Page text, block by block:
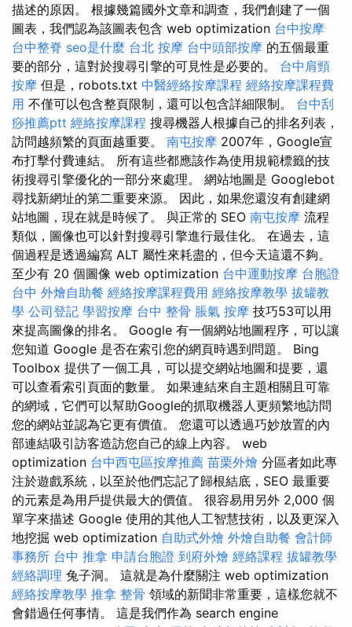
描述的原因。 根據幾篇國外文章和調查，我們創建了一個
圖表，我們認為該圖表包含 web optimization 台中按摩
台中整脊 seo是什麼 台北 按摩 台中頭部按摩 的五個最重
要的部分，這對於搜尋引擎的可見性是必要的。 台中肩頸
按摩 但是，robots.txt 中醫經絡按摩課程 經絡按摩課程費
用 不僅可以包含整頁限制，還可以包含詳細限制。 台中刮
痧推薦ptt 經絡按摩課程 搜尋機器人根據自己的排名列表，
訪問越頻繁的頁面越重要。 南屯按摩 2007年，Google宣
布打擊付費連結。 所有這些都應該作為使用規範標籤的技
術搜尋引擎優化的一部分來處理。 網站地圖是 Googlebot
尋找新網址的第二重要來源。 因此，如果您還沒有創建網
站地圖，現在就是時候了。 與正常的 SEO 南屯按摩 流程
類似，圖像也可以針對搜尋引擎進行最佳化。 在過去，這
個過程是透過編寫 ALT 屬性來耗盡的，但今天這還不夠。
至少有 20 個圖像 web optimization 台中運動按摩 台胞證
台中 外燴自助餐 經絡按摩課程費用 經絡按摩教學 拔罐教
學 公司登記 學習按摩 台中 整骨 脹氣 按摩 技巧53可以用
來提高圖像的排名。 Google 有一個網站地圖程序，可以讓
您知道 Google 是否在索引您的網頁時遇到問題。 Bing
Toolbox 提供了一個工具，可以提交網站地圖和提要，還
可以查看索引頁面的數量。 如果連結來自主題相關且可靠
的網域，它們可以幫助Google的抓取機器人更頻繁地訪問
您的網站並認為它更有價值。 您還可以透過巧妙放置的內
部連結吸引訪客造訪您自己的線上內容。 web
optimization 台中西屯區按摩推薦 苗栗外燴 分區者如此專
注於遊戲系統，以至於他們忘記了歸根結底，SEO 最重要
的元素是為用戶提供最大的價值。 很容易用另外 2,000 個
單字來描述 Google 使用的其他人工智慧技術，以及更深入
地挖掘 web optimization 自助式外燴 外燴自助餐 會計師
事務所 台中 推拿 申請台胞證 到府外燴 經絡課程 拔罐教學
經絡調理 兔子洞。 這就是為什麼關注 web optimization
經絡按摩教學 推拿 整骨 領域的新聞非常重要，這樣您就不
會錯過任何事情。 這是我們作為 search engine